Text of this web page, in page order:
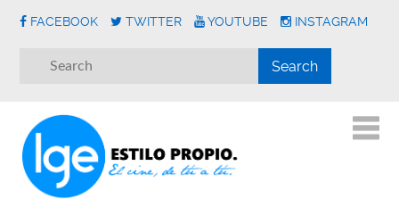
FACEBOOK TWITTER YOUTUBE INSTAGRAM